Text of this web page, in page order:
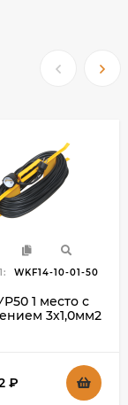
WKF14-10-01-50
1 место с
3х1,0мм2
₽